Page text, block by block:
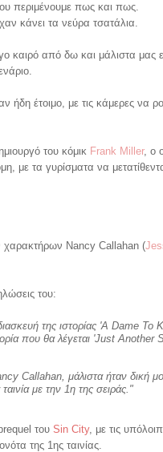
που περιμένουμε πως και πως.
κάνει τα νεύρα τσατάλια.
καιρό από δω και μάλιστα μας
ήδη έτοιμο, με τις κάμερες να
του κόμικ Frank Miller, ο
με τα γυρίσματα να
χαρακτήρων Nancy Callahan (
του:
της ιστορίας 'A Dame To
που θα λέγεται 'Just
Callahan, μάλιστα ήταν δική
με την 1η της σειράς. "
του Sin City, με τις
της 1ης ταινίας.